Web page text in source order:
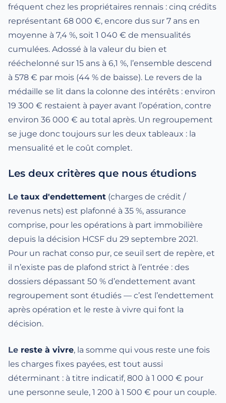
fréquent chez les propriétaires rennais : cinq crédits
représentant 68 000 €, encore dus sur 7 ans en
moyenne à 7,4 %, soit 1 040 € de mensualités
cumulées. Adossé à la valeur du bien et
rééchelonné sur 15 ans à 6,1 %, l’ensemble descend
à 578 € par mois (44 % de baisse). Le revers de la
médaille se lit dans la colonne des intérêts : environ
19 300 € restaient à payer avant l’opération, contre
environ 36 000 € au total après. Un regroupement
se juge donc toujours sur les deux tableaux : la
mensualité et le coût complet.
Les deux critères que nous étudions
Le taux d'endettement (charges de crédit /
revenus nets) est plafonné à 35 %, assurance
comprise, pour les opérations à part immobilière
depuis la décision HCSF du 29 septembre 2021.
Pour un rachat conso pur, ce seuil sert de repère, et
il n’existe pas de plafond strict à l’entrée : des
dossiers dépassant 50 % d’endettement avant
regroupement sont étudiés — c’est l’endettement
après opération et le reste à vivre qui font la
décision.
Le reste à vivre, la somme qui vous reste une fois
les charges fixes payées, est tout aussi
déterminant : à titre indicatif, 800 à 1 000 € pour
une personne seule, 1 200 à 1 500 € pour un couple.